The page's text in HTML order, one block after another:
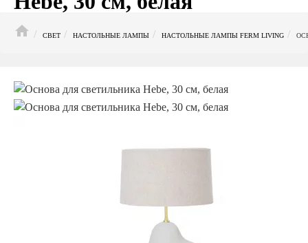
СВЕТ
НАСТОЛЬНЫЕ ЛАМПЫ НАСТОЛЬНЫЕ ЛАМПЫ FERM LIVING